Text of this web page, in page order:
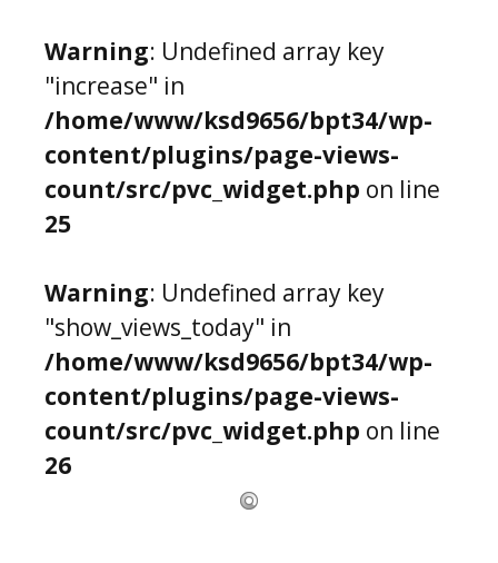
Warning: Undefined array key
"increase" in
/home/www/ksd9656/bpt34/wp-
content/plugins/page-views-
count/src/pvc_widget.php on line
25
Warning: Undefined array key
"show_views_today" in
/home/www/ksd9656/bpt34/wp-
content/plugins/page-views-
count/src/pvc_widget.php on line
26